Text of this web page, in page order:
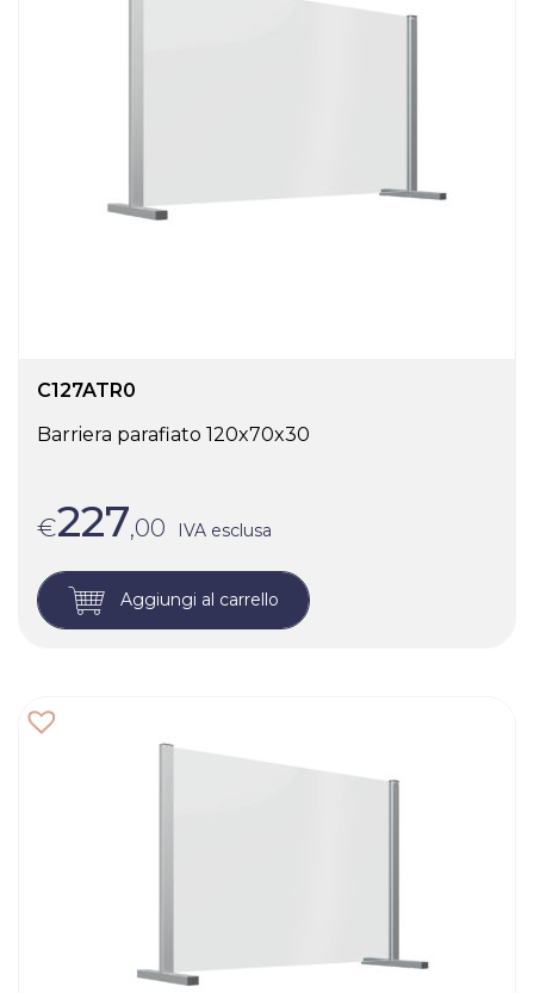
C127ATR0
Barriera parafiato 120x70x30
€227,00 IVA esclusa
Aggiungi al carrello